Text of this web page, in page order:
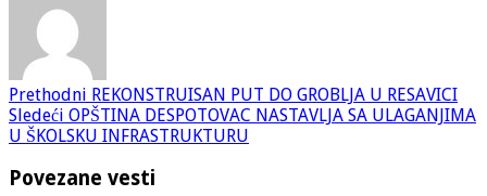
Prethodni REKONSTRUISAN PUT DO GROBLJA U RESAVICI
Sledeći OPŠTINA DESPOTOVAC NASTAVLJA SA ULAGANJIMA
U ŠKOLSKU INFRASTRUKTURU
Povezane vesti